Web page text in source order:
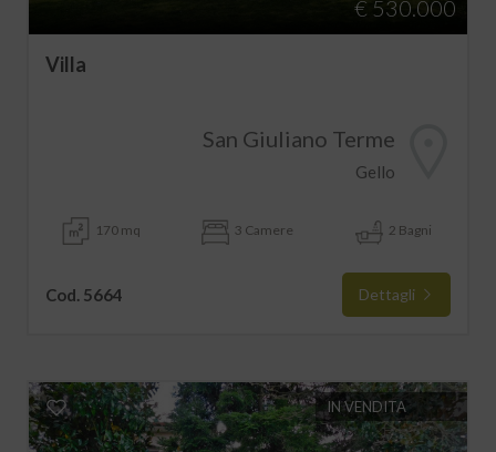
€ 530.000
Villa
San Giuliano Terme
Gello
170 mq 3 Camere 2 Bagni
Cod. 5664 Dettagli
IN VENDITA